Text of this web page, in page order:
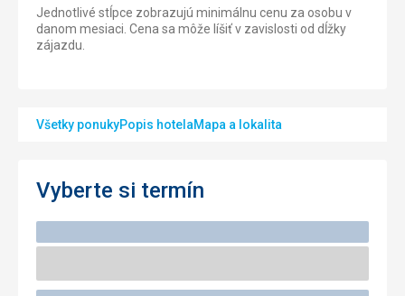
Jednotlivé stĺpce zobrazujú minimálnu cenu za osobu v
danom mesiaci. Cena sa môže líšiť v zavislosti od dĺžky
zájazdu.
Všetky ponukyPopis hotelaMapa a lokalita
Vyberte si termín